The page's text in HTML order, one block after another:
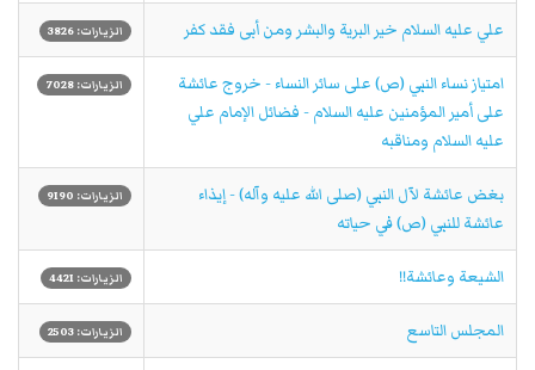
علي عليه السلام خير البرية والبشر ومن أبى فقد كفر الزيارات: 3826
امتياز نساء النبي (ص) على سائر النساء - خروج عائشة
على أمير المؤمنين عليه السلام - فضائل الإمام علي
عليه السلام ومناقبه
الزيارات: 7028
بغض عائشة لآل النبي (صلى الله عليه وآله)‏ - إيذاء
عائشة للنبي (ص) في حياته
الزيارات: 9190
الشيعة وعائشة!! الزيارات: 4421
المجلس التاسع الزيارات: 2503